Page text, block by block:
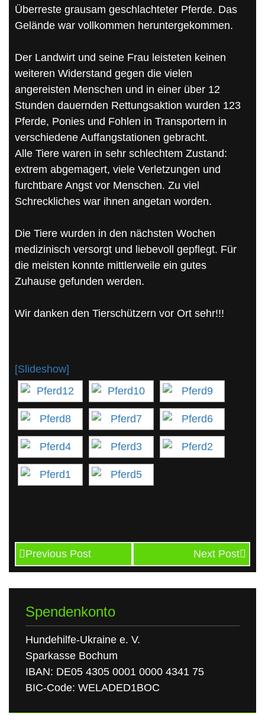
Überreste grausam geschlachteter Pferde. Das
Gelände war vollkommen heruntergekommen.
Der Landwirt und seine Frau leisteten keinen
weiteren Widerstand gegen die vielen
angereisten Menschen und in einer über 12
Stunden dauernden Rettungsaktion wurden 123
Pferde, Ponies und Fohlen in Transportern in
verschiedene Auffangstationen gebracht.
Alle Tiere waren in sehr schlechtem Zustand:
extrem abgemagert, viele Verletzungen und
furchtbare Angst vor Menschen. Zu viel
Schreckliches war ihnen angetan worden.
Die Tiere wurden in den nächsten Wochen
medizinisch versorgt und liebevoll gepflegt. Für
die meisten konnte mittlerweile ein gutes
Zuhause gefunden werden.
Wir danken den Tierschützern vor Ort sehr!!!
[Slideshow]
Previous Post Next Post
Spendenkonto
Hundehilfe-Ukraine e. V.
Sparkasse Bochum
IBAN: DE05 4305 0001 0000 4341 75
BIC-Code: WELADED1BOC